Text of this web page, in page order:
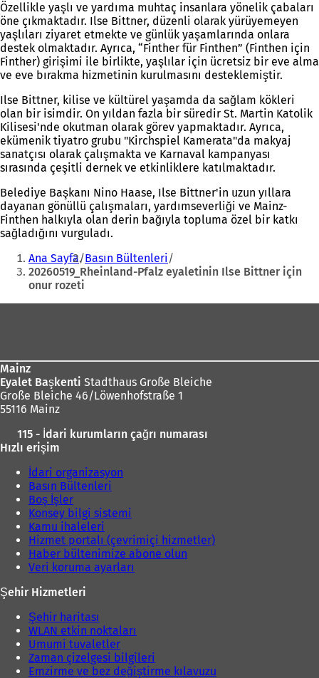
Özellikle yaşlı ve yardıma muhtaç insanlara yönelik çabaları
öne çıkmaktadır. Ilse Bittner, düzenli olarak yürüyemeyen
yaşlıları ziyaret etmekte ve günlük yaşamlarında onlara
destek olmaktadır. Ayrıca, “Finther für Finthen” (Finthen için
Finther) girişimi ile birlikte, yaşlılar için ücretsiz bir eve alma
ve eve bırakma hizmetinin kurulmasını desteklemiştir.
Ilse Bittner, kilise ve kültürel yaşamda da sağlam kökleri
olan bir isimdir. On yıldan fazla bir süredir St. Martin Katolik
Kilisesi'nde okutman olarak görev yapmaktadır. Ayrıca,
ekümenik tiyatro grubu "Kirchspiel Kamerata"da makyaj
sanatçısı olarak çalışmakta ve Karnaval kampanyası
sırasında çeşitli dernek ve etkinliklere katılmaktadır.
Belediye Başkanı Nino Haase, Ilse Bittner'in uzun yıllara
dayanan gönüllü çalışmaları, yardımseverliği ve Mainz-
Finthen halkıyla olan derin bağıyla topluma özel bir katkı
sağladığını vurguladı.
Buradasınız:
Ana Sayfa Basın Bültenleri
20260519_Rheinland-Pfalz eyaletinin Ilse Bittner için
onur rozeti
Mainz
Eyalet Başkenti Stadthaus Große Bleiche
Große Bleiche 46/Löwenhofstraße 1
55116 Mainz
115 - İdari kurumların çağrı numarası
Hızlı erişim
İdari organizasyon
Basın Bültenleri
Boş İşler
Konsey bilgi sistemi
Kamu ihaleleri
Hizmet portalı (çevrimiçi hizmetler)
Haber bültenimize abone olun
Veri koruma ayarları
Şehir Hizmetleri
Şehir haritası
WLAN etkin noktaları
Umumi tuvaletler
Zaman çizelgesi bilgileri
Emzirme ve bez değiştirme kılavuzu